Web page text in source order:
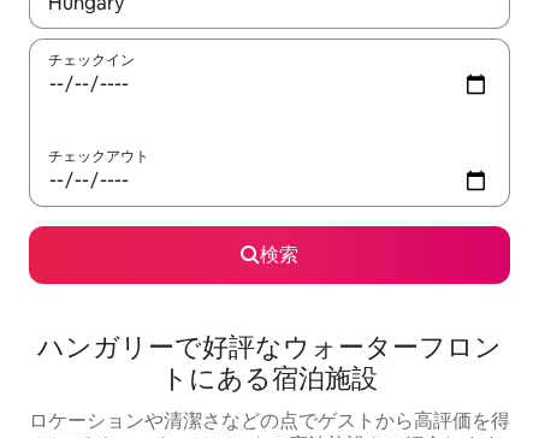
チェックイン
チェックアウト
検索
ハンガリーで好評なウォーターフロン
トにある宿泊施設
ロケーションや清潔さなどの点でゲストから高評価を得